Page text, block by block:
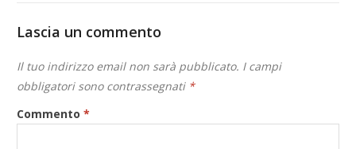
Lascia un commento
Il tuo indirizzo email non sarà pubblicato. I campi
obbligatori sono contrassegnati *
Commento*